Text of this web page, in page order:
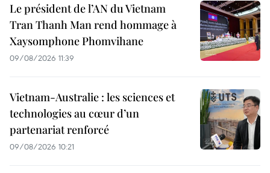
Le président de l’AN du Vietnam
Tran Thanh Man rend hommage à
Xaysomphone Phomvihane
09/08/2026 11:39
Vietnam-Australie : les sciences et
technologies au cœur d’un
partenariat renforcé
09/08/2026 10:21